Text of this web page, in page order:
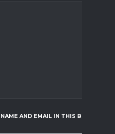
AND EMAIL IN THIS BROWSER